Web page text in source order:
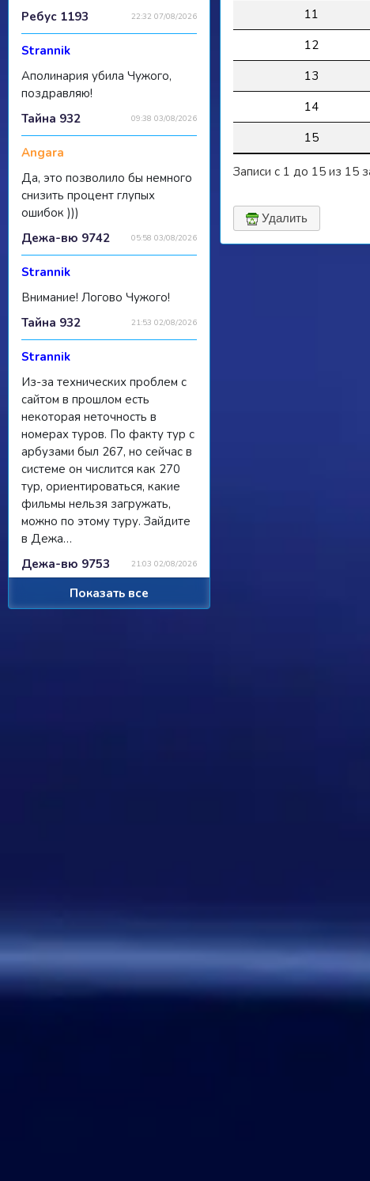
22:32 07/08/2026
Ребус 1193
Strannik
Аполинария убила Чужого,
поздравляю!
09:38 03/08/2026
Тайна 932
Angara
Да, это позволило бы немного
снизить процент глупых
ошибок )))
05:58 03/08/2026
Дежа-вю 9742
Strannik
Внимание! Логово Чужого!
21:53 02/08/2026
Тайна 932
Strannik
Из-за технических проблем с
сайтом в прошлом есть
некоторая неточность в
номерах туров. По факту тур с
арбузами был 267, но сейчас в
системе он числится как 270
тур, ориентироваться, какие
фильмы нельзя загружать,
можно по этому туру. Зайдите
в Дежа…
21:03 02/08/2026
Дежа-вю 9753
делать автор вопроса. Ну и
конечно это не обязательное
Показать все
11
12
13
14
15
Записи с 1 до 15 из 15
Удалить